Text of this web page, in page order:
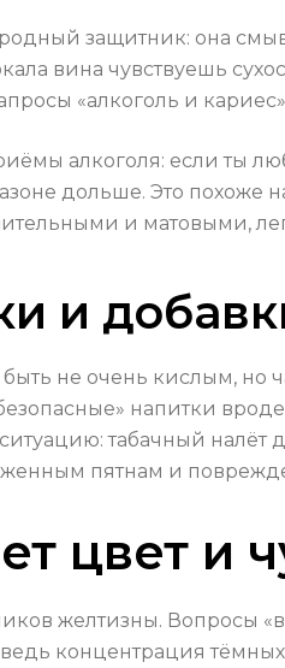
защитник: она
вина чувствуешь
«алкоголь и
алкоголя: если ты
дольше. Это
и матовыми,
и
не очень кислым, но
напитки
табачный налёт
пятнам и
цвет и
желтизны. Вопросы
концентрация